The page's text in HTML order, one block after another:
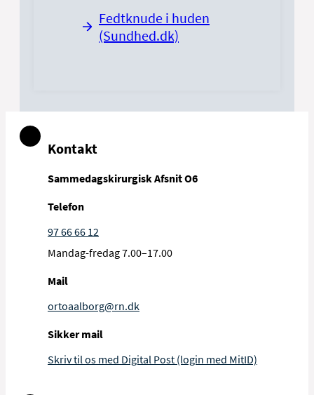
Fjernelse af fedtknude
Det kan du forvente på
dagen på Afsnit O6
pdf, 136 KB
Fedtknude i huden
(Sundhed.dk)
Kontakt
Sammedagskirurgisk Afsnit O6
Telefon
97 66 66 12
Mandag-fredag 7.00–17.00
Mail
ortoaalborg@rn.dk
Sikker mail
Skriv til os med Digital Post (login med MitID)